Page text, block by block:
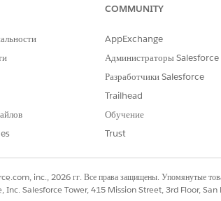
потока в макет
Управление потоками
И
Настройка
группы» доступным в качестве действия в
COMMUNITY
AppExchange
Администраторы Salesforce
Разработчики Salesforce
Trailhead
Обучение
Trust
inc., 2026 гг. Все права защищены. Упомянутые
Inc. Salesforce Tower, 415 Mission Street, 3rd Floor,